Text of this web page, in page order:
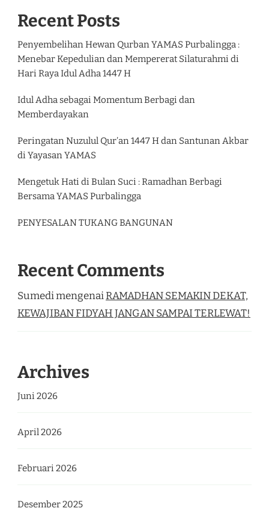
Recent Posts
Penyembelihan Hewan Qurban YAMAS Purbalingga :
Menebar Kepedulian dan Mempererat Silaturahmi di
Hari Raya Idul Adha 1447 H
Idul Adha sebagai Momentum Berbagi dan
Memberdayakan
Peringatan Nuzulul Qur’an 1447 H dan Santunan Akbar
di Yayasan YAMAS
Mengetuk Hati di Bulan Suci : Ramadhan Berbagi
Bersama YAMAS Purbalingga
PENYESALAN TUKANG BANGUNAN
Recent Comments
SumedimengenaiRAMADHAN SEMAKIN DEKAT,
KEWAJIBAN FIDYAH JANGAN SAMPAI TERLEWAT!
Archives
Juni 2026
April 2026
Februari 2026
Desember 2025